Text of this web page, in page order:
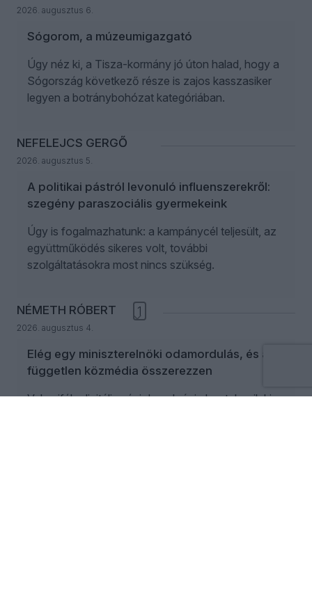
2026. augusztus 6.
Sógorom, a múzeumigazgató
Úgy néz ki, a Tisza-kormány jó úton halad, hogy a
Sógország következő része is zajos kasszasiker
legyen a botránybohózat kategóriában.
NEFELEJCS GERGŐ
2026. augusztus 5.
A politikai pástról levonuló influenszerekről:
szegény paraszociális gyermekeink
Úgy is fogalmazhatunk: a kampánycél teljesült, az
együttműködés sikeres volt, további
szolgáltatásokra most nincs szükség.
NÉMETH RÓBERT
2026. augusztus 4.
1
Elég egy miniszterelnöki odamordulás, és a
független közmédia összerezzen
Valamiféle digitális népi demokrácia bontakozik ki a